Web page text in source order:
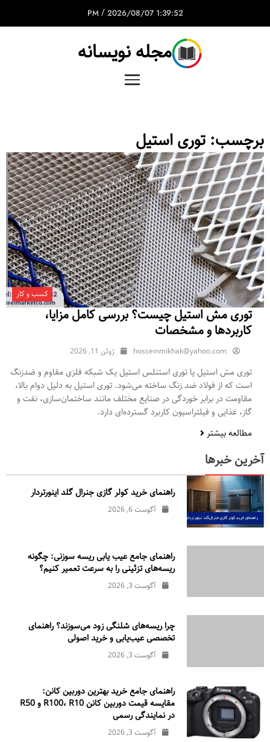
1:39:52 PM
/ 2026/08/07
مجله نویسانه
برچسب:توری استیل
کسب و کار
توری مش استیل چیست؟ بررسی کامل مزایا،
کاربردها و مشخصات
hosseinmikhak@yahoo.com ژوئن 11, 2026
توری مش استیل یا توری استنلس استیل یک شبکه فلزی مقاوم و ضدزنگ
است که از فولاد ضد زنگ ساخته می‌شود. توری استیل به دلیل دوام بالا،
مقاومت در برابر خوردگی در صنایع مختلف مانند ساختمان‌سازی، نفت و
گاز، غذایی و فیلتراسیون کاربرد گسترده‌ای دارد.
مطالعه بیشتر
آخرین خبرها
راهنمای خرید کولر گازی جنرال‌ گلد اینورتر‌دار
آگوست 6, 2026
راهنمای جامع عیب یابی ریسه سوزنی: چگونه
ریسه‌های تزئینی را به سرعت تعمیر کنیم؟
آگوست 3, 2026
چرا ریسه‌های شلنگی زود می‌سوزند؟ راهنمای
تخصصی عیب‌یابی و خرید اصولی
آگوست 3, 2026
راهنمای جامع خرید بهترین دوربین کانن:
مقایسه قیمت دوربین کانن R100، R10 و R50
در نمایندگی رسمی
آگوست 3, 2026